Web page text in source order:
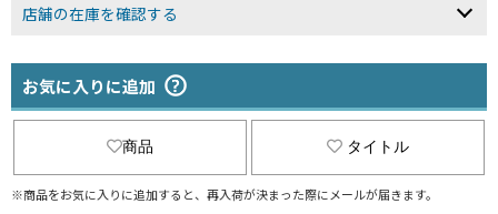
店舗の在庫を確認する
お気に入りに追加
商品 タイトル
※商品をお気に入りに追加すると、再入荷が決まった際にメールが届きます。